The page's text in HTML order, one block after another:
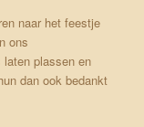
naar het feestje
ons
laten plassen en
dan ook bedankt